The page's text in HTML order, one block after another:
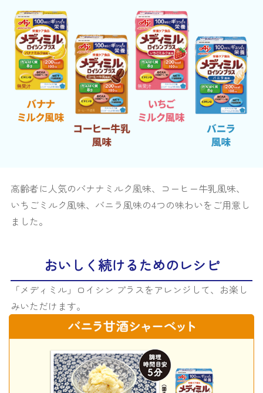
高齢者に人気のバナナミルク風味、コーヒー牛乳風味、
いちごミルク風味、バニラ風味の4つの味わいをご用意し
ました。
おいしく続けるためのレシピ
「メディミル」ロイシン プラスをアレンジして、お楽し
みいただけます。